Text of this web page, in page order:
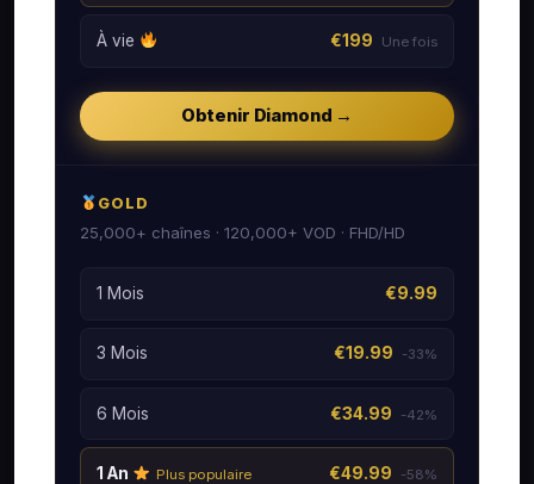
À vie €199 Une fois
Obtenir Diamond →
GOLD
25,000+ chaînes · 120,000+ VOD · FHD/HD
1 Mois €9.99
3 Mois €19.99 -33%
6 Mois €34.99 -42%
1 An Plus populaire €49.99 -58%